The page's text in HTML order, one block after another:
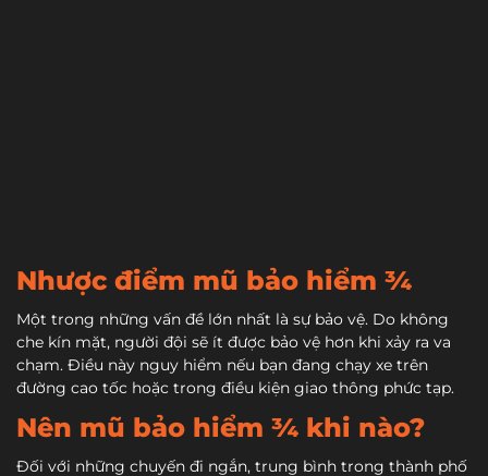
Nhược điểm mũ bảo hiểm ¾
Một trong những vấn đề lớn nhất là sự bảo vệ. Do không
che kín mặt, người đội sẽ ít được bảo vệ hơn khi xảy ra va
chạm. Điều này nguy hiểm nếu bạn đang chạy xe trên
đường cao tốc hoặc trong điều kiện giao thông phức tạp.
Nên mũ bảo hiểm ¾ khi nào?
Đối với những chuyến đi ngắn, trung bình trong thành phố